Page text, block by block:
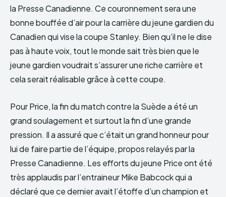
la Presse Canadienne. Ce couronnement sera une
bonne bouffée d’air pour la carrière du jeune gardien du
Canadien qui vise la coupe Stanley. Bien qu’il ne le dise
pas à haute voix, tout le monde sait très bien que le
jeune gardien voudrait s’assurer une riche carrière et
cela serait réalisable grâce à cette coupe.
Pour Price, la fin du match contre la Suède a été un
grand soulagement et surtout la fin d’une grande
pression. Il a assuré que c’était un grand honneur pour
lui de faire partie de l’équipe, propos relayés par la
Presse Canadienne. Les efforts du jeune Price ont été
très applaudis par l’entraineur Mike Babcock qui a
déclaré que ce dernier avait l’étoffe d’un champion et